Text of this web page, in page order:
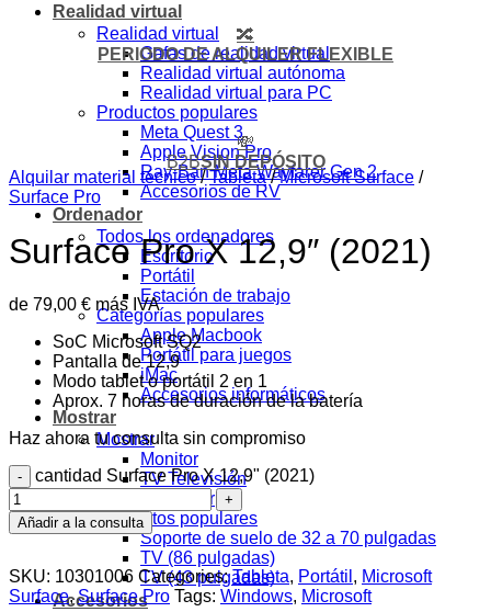
Realidad virtual
Realidad virtual
Gafas de realidad virtual
Realidad virtual autónoma
Realidad virtual para PC
Productos populares
Meta Quest 3
Apple Vision Pro
Ray-Ban Meta Wayfarer Gen 2
Accesorios de RV
Ordenador
Todos los ordenadores
Escritorio
Portátil
Estación de trabajo
Categorías populares
Apple Macbook
Portátil para juegos
iMac
Accesorios informáticos
Mostrar
Mostrar
Monitor
TV Televisión
Proyector
Productos populares
Soporte de suelo de 32 a 70 pulgadas
TV (86 pulgadas)
TV (43 pulgadas)
Accesorios
🔀
PERIODO DE ALQUILER FLEXIBLE
💸
B2BSIN DEPÓSITO
Alquilar material técnico / Tableta / Microsoft Surface /
Surface Pro
Surface Pro X 12,9″ (2021)
de 79,00 € más IVA
SoC Microsoft SQ2
Pantalla de 12,9
Modo tablet o portátil 2 en 1
Aprox. 7 horas de duración de la batería
Haz ahora tu consulta sin compromiso
cantidad Surface Pro X 12,9" (2021)
Añadir a la consulta
SKU: 10301006 Categories:Tableta, Portátil , Microsoft
Surface,Surface Pro Tags: Windows, Microsoft